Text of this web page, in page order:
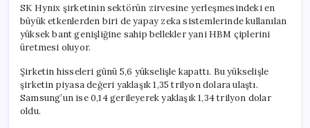
SK Hynix şirketinin sektörün zirvesine yerleşmesindeki en
büyük etkenlerden biri de yapay zeka sistemlerinde kullanılan
yüksek bant genişliğine sahip bellekler yani HBM çiplerini
üretmesi oluyor.
Şirketin hisseleri günü 5,6 yükselişle kapattı. Bu yükselişle
şirketin piyasa değeri yaklaşık 1,35 trilyon dolara ulaştı.
Samsung’un ise 0,14 gerileyerek yaklaşık 1,34 trilyon dolar
oldu.